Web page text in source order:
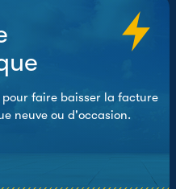
pour faire baisser la facture
neuve ou d'occasion.